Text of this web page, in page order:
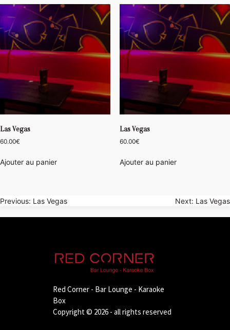
Las Vegas
60.00€
Ajouter au panier
Las Vegas
60.00€
Ajouter au panier
Navigation
de
Previous: Las Vegas Next: Las Vegas
Red Corner - Bar Lounge - Karaoke
Box
Copyright © 2026 - all rights reserved